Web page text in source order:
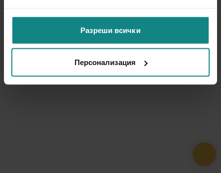
ползването от Ваша страна на услугите им.
Разреши всички
Персонализация